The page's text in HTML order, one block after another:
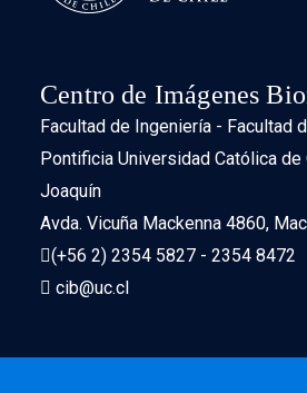
Centro de Imágenes
Facultad de Ingeniería - Facultad
Pontificia Universidad Católica de
Joaquín
Avda. Vicuña Mackenna 4860,
(+56 2) 2354 5827 - 2354 8472
cib@uc.cl